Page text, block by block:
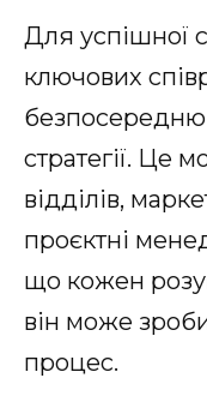
Для успішної
ключових
безпосередню
стратегії. Це
відділів,
проєктні
що кожен
він може
процес.